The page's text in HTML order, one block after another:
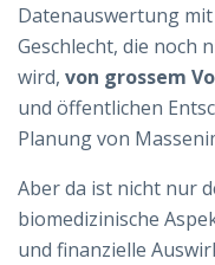
Datenauswertung
Geschlecht, die noch
wird, von grossem
und öffentlichen
Planung von
Aber da ist nicht nur
biomedizinische
und finanzielle